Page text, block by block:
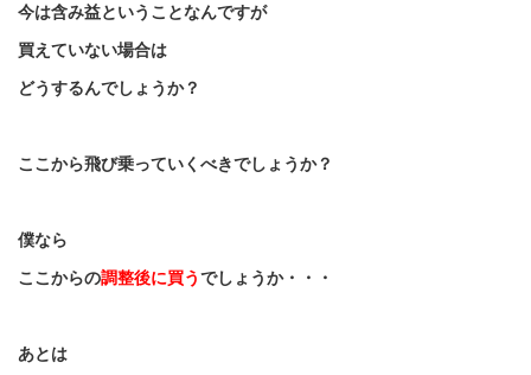
今は含み益ということなんですが
買えていない場合は
どうするんでしょうか？
ここから飛び乗っていくべきでしょうか？
僕なら
ここからの調整後に買うでしょうか・・・
あとは